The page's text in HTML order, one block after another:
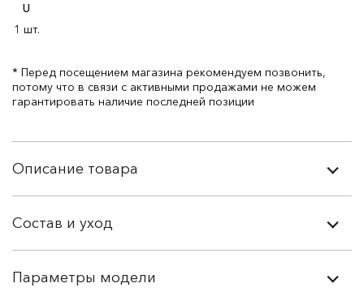
U
1 шт.
* Перед посещением магазина рекомендуем позвонить,
потому что в связи с активными продажами не можем
гарантировать наличие последней позиции
Описание товара
Состав и уход
Параметры модели